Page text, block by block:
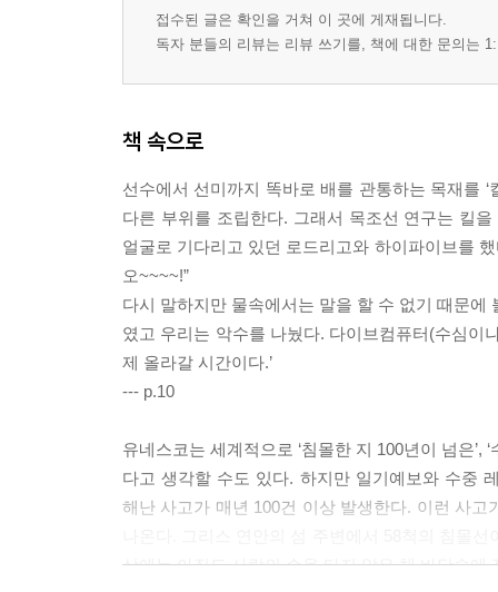
접수된 글은 확인을 거쳐 이 곳에 게재됩니다.
독자 분들의 리뷰는 리뷰 쓰기를, 책에 대한 문의는
책 속으로
선수에서 선미까지 똑바로 배를 관통하는 목재를
다른 부위를 조립한다. 그래서 목조선 연구는 킬
얼굴로 기다리고 있던 로드리고와 하이파이브를
오~~~~!”
다시 말하지만 물속에서는 말을 할 수 없기 때문
였고 우리는 악수를 나눴다. 다이브컴퓨터(수심이
제 올라갈 시간이다.’
--- p.10
유네스코는 세계적으로 ‘침몰한 지 100년이 넘은
다고 생각할 수도 있다. 하지만 일기예보와 수중
해난 사고가 매년 100건 이상 발생한다. 이런 사
상에는 아직도 사람의 손을 타지 않은 채 바닷속에